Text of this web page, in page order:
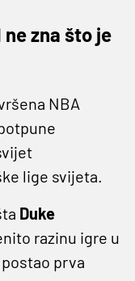
zna što je
NBA
lige svijeta.
Duke
razinu igre u
prva